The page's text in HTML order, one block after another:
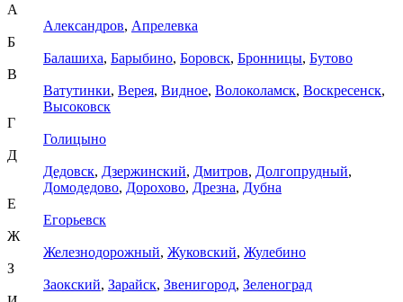
А
Александров, Апрелевка
Б
Балашиха, Барыбино, Боровск, Бронницы, Бутово
В
Ватутинки, Верея, Видное, Волоколамск, Воскресенск,
Высоковск
Г
Голицыно
Д
Дедовск, Дзержинский, Дмитров, Долгопрудный,
Домодедово, Дорохово, Дрезна, Дубна
Е
Егорьевск
Ж
Железнодорожный, Жуковский, Жулебино
З
Заокский, Зарайск, Звенигород, Зеленоград